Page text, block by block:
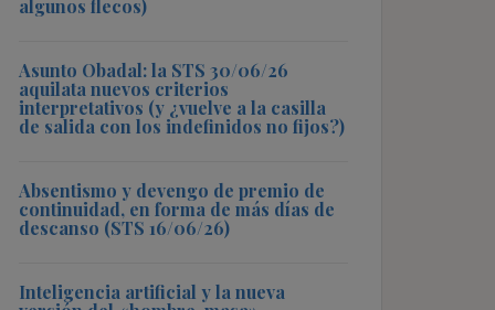
algunos flecos)
Asunto Obadal: la STS 30/06/26
aquilata nuevos criterios
interpretativos (y ¿vuelve a la casilla
de salida con los indefinidos no fijos?)
Absentismo y devengo de premio de
continuidad, en forma de más días de
descanso (STS 16/06/26)
Inteligencia artificial y la nueva